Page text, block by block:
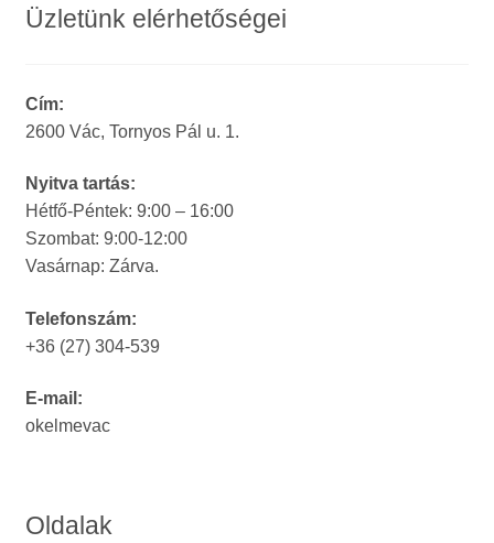
Üzletünk elérhetőségei
Cím:
2600 Vác, Tornyos Pál u. 1.
Nyitva tartás:
Hétfő-Péntek: 9:00 – 16:00
Szombat: 9:00-12:00
Vasárnap: Zárva.
Telefonszám:
+36 (27) 304-539
E-mail:
okelmevac
Oldalak